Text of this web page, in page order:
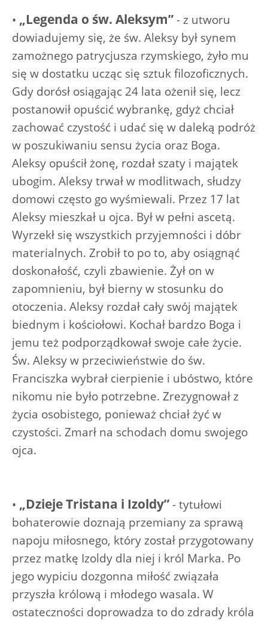
• „Legenda o św. Aleksym”- z utworu
dowiadujemy się, że św. Aleksy był synem
zamożnego patrycjusza rzymskiego, żyło mu
się w dostatku ucząc się sztuk filozoficznych.
Gdy dorósł osiągając 24 lata ożenił się, lecz
postanowił opuścić wybrankę, gdyż chciał
zachować czystość i udać się w daleką podróż
w poszukiwaniu sensu życia oraz Boga.
Aleksy opuścił żonę, rozdał szaty i majątek
ubogim. Aleksy trwał w modlitwach, słudzy
domowi często go wyśmiewali. Przez 17 lat
Aleksy mieszkał u ojca. Był w pełni ascetą.
Wyrzekł się wszystkich przyjemności i dóbr
materialnych. Zrobił to po to, aby osiągnąć
doskonałość, czyli zbawienie. Żył on w
zapomnieniu, był bierny w stosunku do
otoczenia. Aleksy rozdał cały swój majątek
biednym i kościołowi. Kochał bardzo Boga i
jemu też podporządkował swoje całe życie.
Św. Aleksy w przeciwieństwie do św.
Franciszka wybrał cierpienie i ubóstwo, które
nikomu nie było potrzebne. Zrezygnował z
życia osobistego, ponieważ chciał żyć w
czystości. Zmarł na schodach domu swojego
ojca.
• „Dzieje Tristana i Izoldy”- tytułowi
bohaterowie doznają przemiany za sprawą
napoju miłosnego, który został przygotowany
przez matkę Izoldy dla niej i król Marka. Po
jego wypiciu dozgonna miłość związała
przyszła królową i młodego wasala. W
ostateczności doprowadza to do zdrady króla